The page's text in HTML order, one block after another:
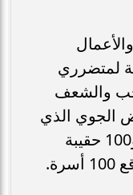
لمتضرري
والشعف
الجوي الذي
ضربها مؤخراً، شملت 80 خيمة و100 حقيبة